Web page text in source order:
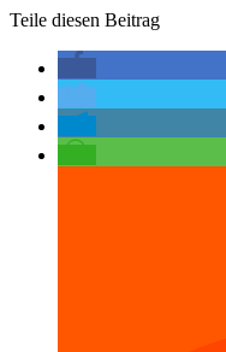
Teile diesen Beitrag